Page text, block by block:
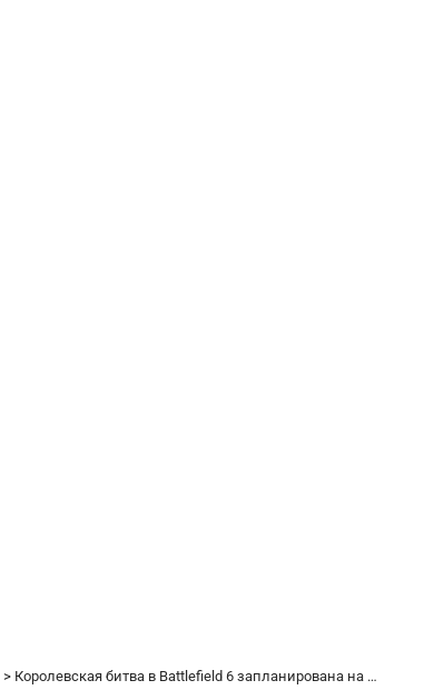
> Королевская битва в Battlefield 6 запланирована на 28 октября